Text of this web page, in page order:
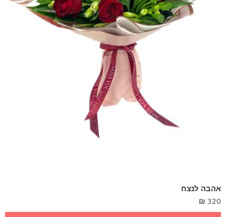
אהבה לנצח
320
₪